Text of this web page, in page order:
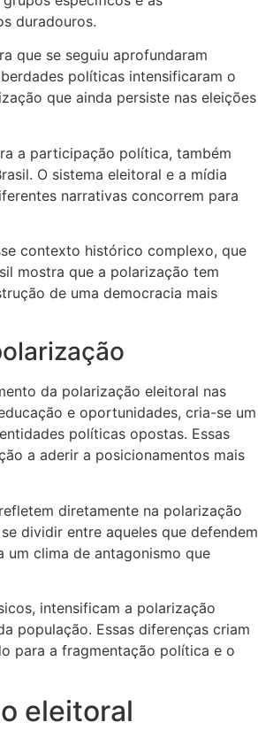
duradouros.
que se seguiu aprofundaram
políticas intensificaram o
que ainda persiste nas eleições
a participação política, também
O sistema eleitoral e a mídia
narrativas concorrem para
contexto histórico complexo, que
mostra que a polarização tem
de uma democracia mais
da polarização eleitoral nas
e oportunidades, cria-se um
políticas opostas. Essas
a aderir a posicionamentos mais
diretamente na polarização
dividir entre aqueles que defendem
um clima de antagonismo que
intensificam a polarização
população. Essas diferenças criam
para a fragmentação política e o
eleitoral